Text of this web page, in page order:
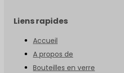
Liens rapides
Accueil
A propos de
Bouteilles en verre